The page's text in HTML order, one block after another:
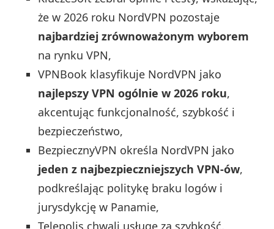
że w 2026 roku NordVPN pozostaje
najbardziej zrównoważonym wyborem
na rynku VPN,
VPNBook klasyfikuje NordVPN jako
najlepszy VPN ogólnie w 2026 roku,
akcentując funkcjonalność, szybkość i
bezpieczeństwo,
BezpiecznyVPN określa NordVPN jako
jeden z najbezpieczniejszych VPN‑ów,
podkreślając politykę braku logów i
jurysdykcję w Panamie,
Telepolis chwali usługę za szybkość,